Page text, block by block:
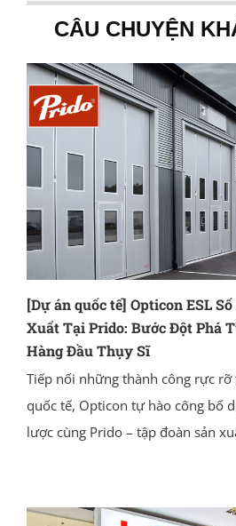
CÂU CHUYỆN
[Dự án quốc tế] Opticon ESL
Xuất Tại Prido: Bước Đột Phá
Hàng Đầu Thụy Sĩ
Tiếp nối những thành công rực
quốc tế, Opticon tự hào công bố
lược cùng Prido – tập đoàn sản